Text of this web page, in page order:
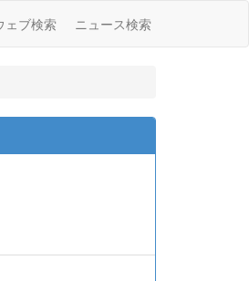
ェブ検索 ニュース検索